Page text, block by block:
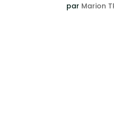
par Marion